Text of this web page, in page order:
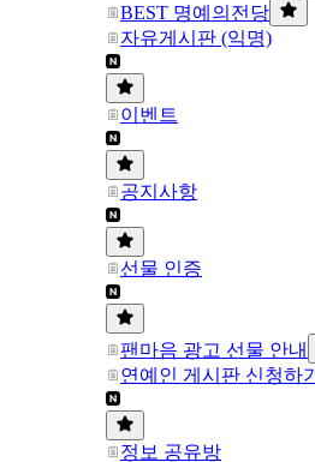
BEST 명예의전당
자유게시판 (익명)
이벤트
공지사항
선물 인증
팬마음 광고 선물 안내
연예인 게시판 신청하기
정보 공유방